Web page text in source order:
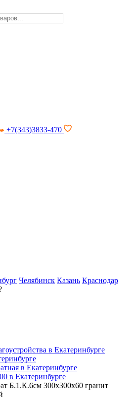
+7(343)3833-470
Челябинск Казань Краснодар
в Екатеринбурге
в Екатеринбурге
в Екатеринбурге
Б.1.К.6см 300х300х60 гранит